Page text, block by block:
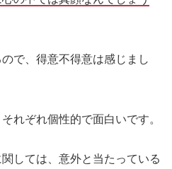
で、得意不得意は感じまし
れぞれ個性的で面白いです。
しては、意外と当たっている